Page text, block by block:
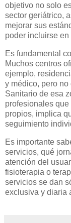
objetivo no solo
sector geriátrico,
mejorar sus
poder incluirse
Es fundamental
Muchos centros
ejemplo,
y médico, pero
Sanitario de esa
profesionales
propios, implica
seguimiento
Es importante
servicios, qué
atención del
fisioterapia o
servicios se dan
exclusiva y diaria